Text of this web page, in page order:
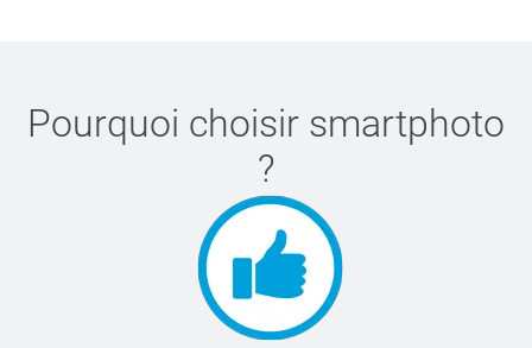
Pourquoi choisir smartphoto
?